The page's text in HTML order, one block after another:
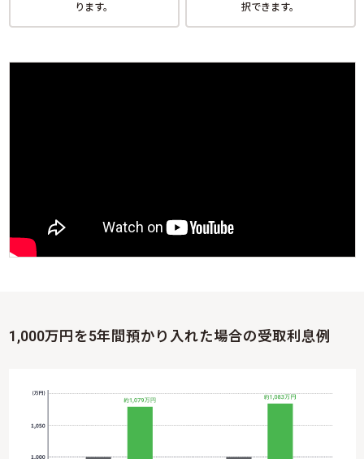
ります。
択できます。
1,000万円を5年間預かり入れた場合の受取利息例